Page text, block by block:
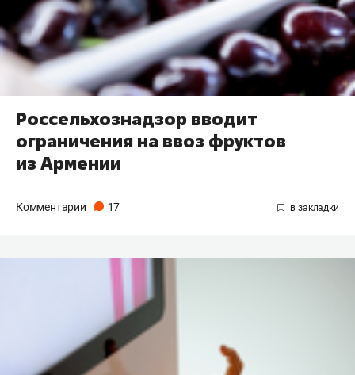
Россельхознадзор вводит
ограничения на ввоз фруктов
из Армении
Комментарии 17